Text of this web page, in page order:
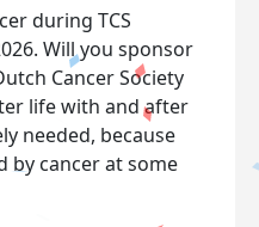
during TCS
Will you sponsor
Cancer Society
life with and after
needed, because
by cancer at some